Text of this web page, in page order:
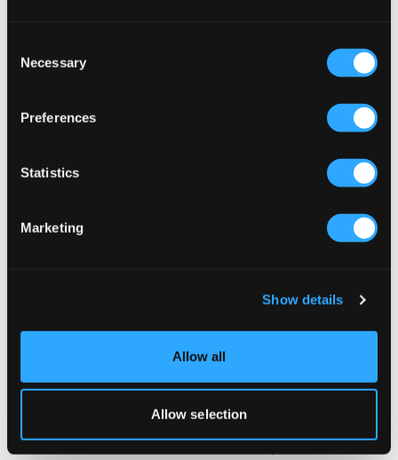
Selection
Necessary
Preferences
Statistics
Marketing
Show details
Allow all
Allow selection
215 zł
Björn Borg
BORG T-SHIRT